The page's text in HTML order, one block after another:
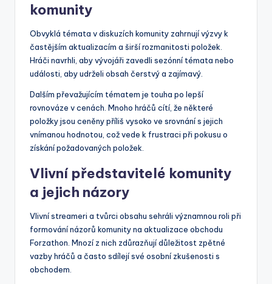
komunity
Obvyklá témata v diskuzích komunity zahrnují výzvy k
častějším aktualizacím a širší rozmanitosti položek.
Hráči navrhli, aby vývojáři zavedli sezónní témata nebo
události, aby udrželi obsah čerstvý a zajímavý.
Dalším převažujícím tématem je touha po lepší
rovnováze v cenách. Mnoho hráčů cítí, že některé
položky jsou ceněny příliš vysoko ve srovnání s jejich
vnímanou hodnotou, což vede k frustraci při pokusu o
získání požadovaných položek.
Vlivní představitelé komunity
a jejich názory
Vlivní streameri a tvůrci obsahu sehráli významnou roli při
formování názorů komunity na aktualizace obchodu
Forzathon. Mnozí z nich zdůrazňují důležitost zpětné
vazby hráčů a často sdílejí své osobní zkušenosti s
obchodem.